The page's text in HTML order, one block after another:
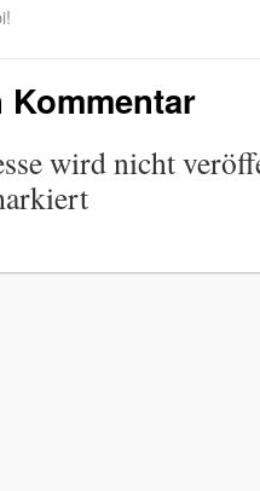
Kommentar
wird nicht